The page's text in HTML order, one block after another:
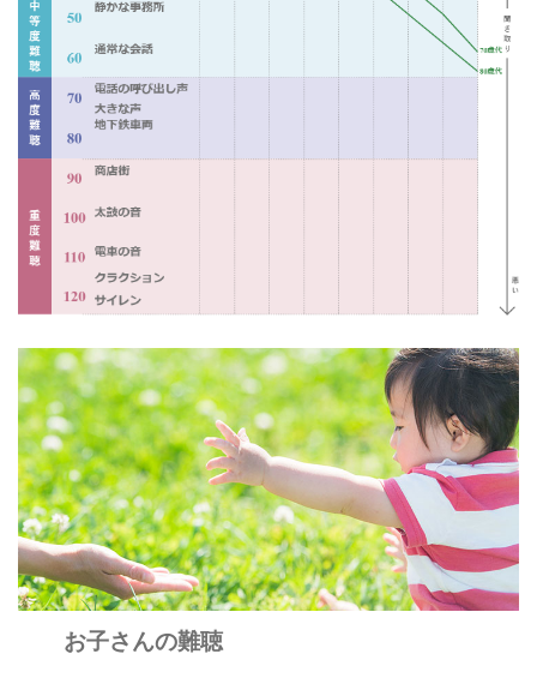
お子さんの難聴